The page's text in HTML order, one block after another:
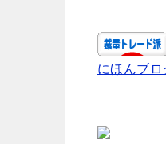
にほんブロ